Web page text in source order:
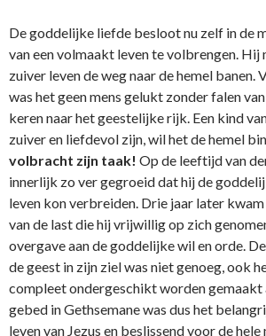
De goddelijke liefde besloot nu zelf in de
van een volmaakt leven te volbrengen. Hij
zuiver leven de weg naar de hemel banen.
was het geen mens gelukt zonder falen
keren naar het geestelijke rijk. Een kind
zuiver en liefdevol zijn, wil het de hemel
volbracht zijn taak! Op de leeftijd van
innerlijk zo ver gegroeid dat hij de
leven kon verbreiden. Drie jaar later
van de last die hij vrijwillig op zich
overgave aan de goddelijke wil en orde.
de geest in zijn ziel was niet genoeg, ook
compleet o­ndergeschikt worden gemaakt
gebed in Gethsemane was dus het
leven van Jezus en beslissend voor de